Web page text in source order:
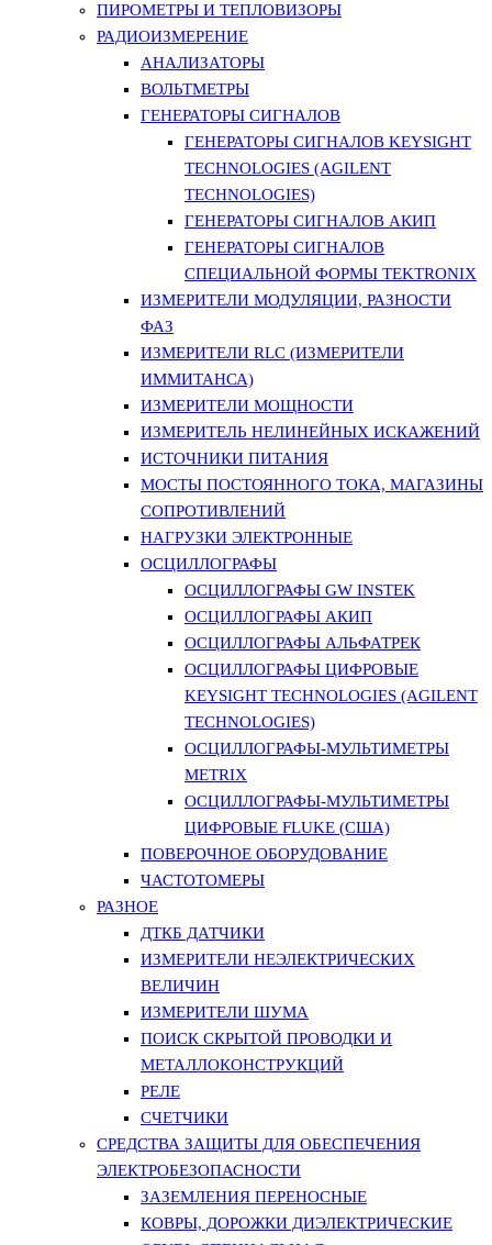
ПИРОМЕТРЫ И ТЕПЛОВИЗОРЫ
РАДИОИЗМЕРЕНИЕ
АНАЛИЗАТОРЫ
ВОЛЬТМЕТРЫ
ГЕНЕРАТОРЫ СИГНАЛОВ
ГЕНЕРАТОРЫ СИГНАЛОВ KEYSIGHT
TECHNOLOGIES (AGILENT
TECHNOLOGIES)
ГЕНЕРАТОРЫ СИГНАЛОВ АКИП
ГЕНЕРАТОРЫ СИГНАЛОВ
СПЕЦИАЛЬНОЙ ФОРМЫ TEKTRONIX
ИЗМЕРИТЕЛИ МОДУЛЯЦИИ, РАЗНОСТИ
ФАЗ
ИЗМЕРИТЕЛИ RLC (ИЗМЕРИТЕЛИ
ИММИТАНСА)
ИЗМЕРИТЕЛИ МОЩНОСТИ
ИЗМЕРИТЕЛЬ НЕЛИНЕЙНЫХ ИСКАЖЕНИЙ
ИСТОЧНИКИ ПИТАНИЯ
МОСТЫ ПОСТОЯННОГО ТОКА, МАГАЗИНЫ
СОПРОТИВЛЕНИЙ
НАГРУЗКИ ЭЛЕКТРОННЫЕ
ОСЦИЛЛОГРАФЫ
ОСЦИЛЛОГРАФЫ GW INSTEK
ОСЦИЛЛОГРАФЫ АКИП
ОСЦИЛЛОГРАФЫ АЛЬФАТРЕК
ОСЦИЛЛОГРАФЫ ЦИФРОВЫЕ
KEYSIGHT TECHNOLOGIES (AGILENT
TECHNOLOGIES)
ОСЦИЛЛОГРАФЫ-МУЛЬТИМЕТРЫ
METRIX
ОСЦИЛЛОГРАФЫ-МУЛЬТИМЕТРЫ
ЦИФРОВЫЕ FLUKE (США)
ПОВЕРОЧНОЕ ОБОРУДОВАНИЕ
ЧАСТОТОМЕРЫ
РАЗНОЕ
ДТКБ ДАТЧИКИ
ИЗМЕРИТЕЛИ НЕЭЛЕКТРИЧЕСКИХ
ВЕЛИЧИН
ИЗМЕРИТЕЛИ ШУМА
ПОИСК СКРЫТОЙ ПРОВОДКИ И
МЕТАЛЛОКОНСТРУКЦИЙ
РЕЛЕ
СЧЕТЧИКИ
СРЕДСТВА ЗАЩИТЫ ДЛЯ ОБЕСПЕЧЕНИЯ
ЭЛЕКТРОБЕЗОПАСНОСТИ
ЗАЗЕМЛЕНИЯ ПЕРЕНОСНЫЕ
КОВРЫ, ДОРОЖКИ ДИЭЛЕКТРИЧЕСКИЕ